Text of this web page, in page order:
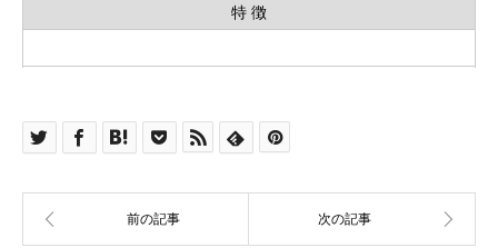
特 徴